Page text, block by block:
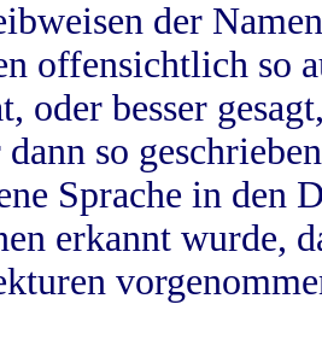
der
offensichtlich so
oder besser
dann so
Sprache in
erkannt wurde,